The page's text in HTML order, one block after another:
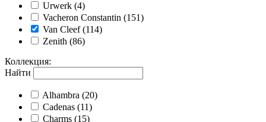
Urwerk (4)
Vacheron Constantin (151)
Van Cleef (114)
Zenith (86)
Коллекция:
Найти
Alhambra (20)
Cadenas (11)
Charms (15)